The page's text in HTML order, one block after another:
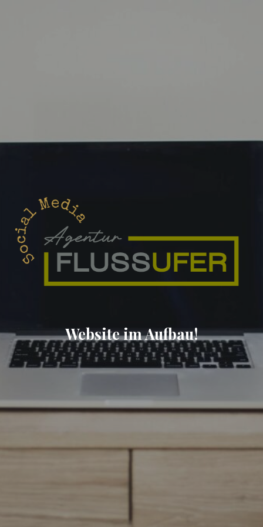
Website im Aufbau!